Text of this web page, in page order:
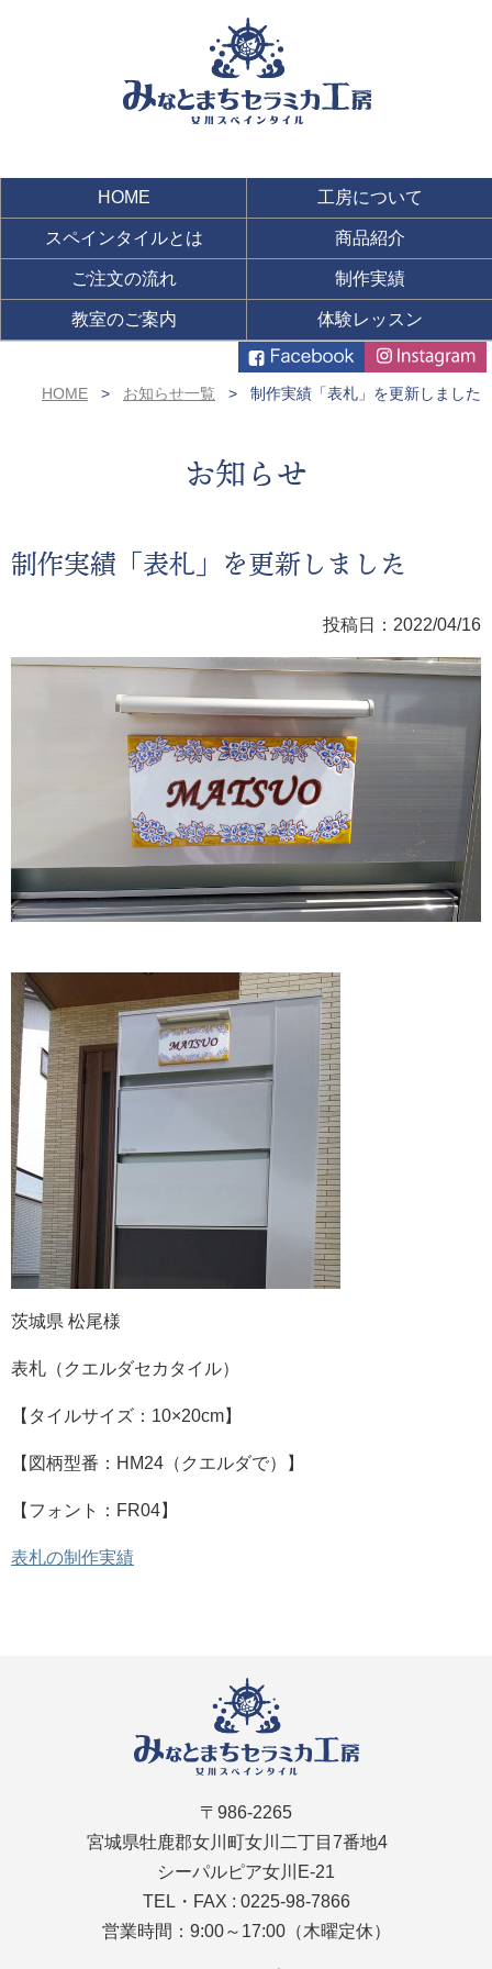
HOME 工房について
スペインタイルとは 商品紹介
ご注文の流れ 制作実績
教室のご案内 体験レッスン
HOME お知らせ一覧 制作実績「表札」を更新しました
お知らせ
制作実績「表札」を更新しました
投稿日：2022/04/16
茨城県 松尾様
表札（クエルダセカタイル）
【タイルサイズ：10×20cm】
【図柄型番：HM24（クエルダで）】
【フォント：FR04】
表札の制作実績
〒986-2265
宮城県牡鹿郡女川町女川二丁目7番地4
シーパルピア女川E-21
TEL・FAX : 0225-98-7866
営業時間：9:00～17:00（木曜定休）